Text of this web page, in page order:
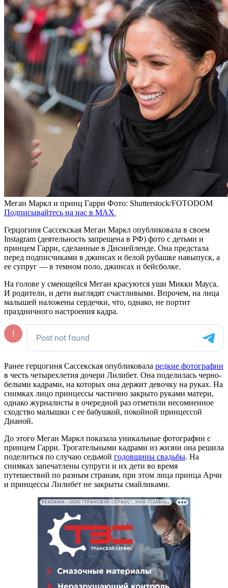
Меган Маркл и принц Гарри Фото: Shutterstock/FOTODOM
Подписывайтесь на нас в MAX
Герцогиня Сассекская Меган Маркл опубликовала в своем
Instagram (деятельность запрещена в РФ) фото с детьми и
принцем Гарри, сделанные в Диснейленде. Она предстала
перед подписчиками в джинсах и белой рубашке навыпуск, а
ее супруг — в темном поло, джинсах и бейсболке.
На голове у смеющейся Меган красуются уши Микки Мауса.
И родители, и дети выглядят счастливыми. Впрочем, на лица
малышей наложены сердечки, что, однако, не портит
праздничного настроения кадра.
Ранее герцогиня Сассекская опубликовала редкие фотографии
в честь четырехлетия дочери Лилибет. Она поделилась черно-
белыми кадрами, на которых она держит девочку на руках. На
снимках лицо принцессы частично закрыто руками матери,
однако журналисты в очередной раз отметили несомненное
сходство малышки с ее бабушкой, покойной принцессой
Дианой.
До этого Меган Маркл показала уникальные фотографии с
принцем Гарри. Трогательными кадрами из жизни она решила
поделиться по случаю седьмой годовщины свадьбы. На
снимках запечатлены супруги и их дети во время
путешествий по разным странам, при этом лица принца Арчи
и принцессы Лилибет не закрыты смайликами.
РЕКЛАМА • ООО "ТРАНСВЭЙ СЕРВИС", ИНН 7724814198